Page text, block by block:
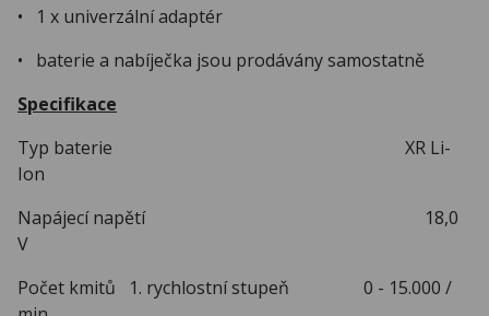
• 1 x univerzální adaptér
• baterie a nabíječka jsou prodávány samostatně
Specifikace
Typ baterie XR Li-
Ion
Napájecí napětí 18,0
V
Počet kmitů 1. rychlostní stupeň 0 - 15.000 /